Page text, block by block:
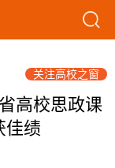
关注高校之窗
高校思政课
佳绩